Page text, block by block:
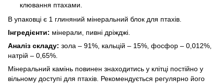
клювання птахами.
В упаковці є 1 глиняний мінеральний блок для птахів.
Інгредієнти: мінерали, пивні дріжджі.
Аналіз складу: зола – 91%, кальцій – 15%, фосфор – 0,012%,
натрій – 0,65%.
Мінеральний камінь повинен знаходитись у клітці постійно у
вільному доступі для птахів. Рекомендується регулярно його